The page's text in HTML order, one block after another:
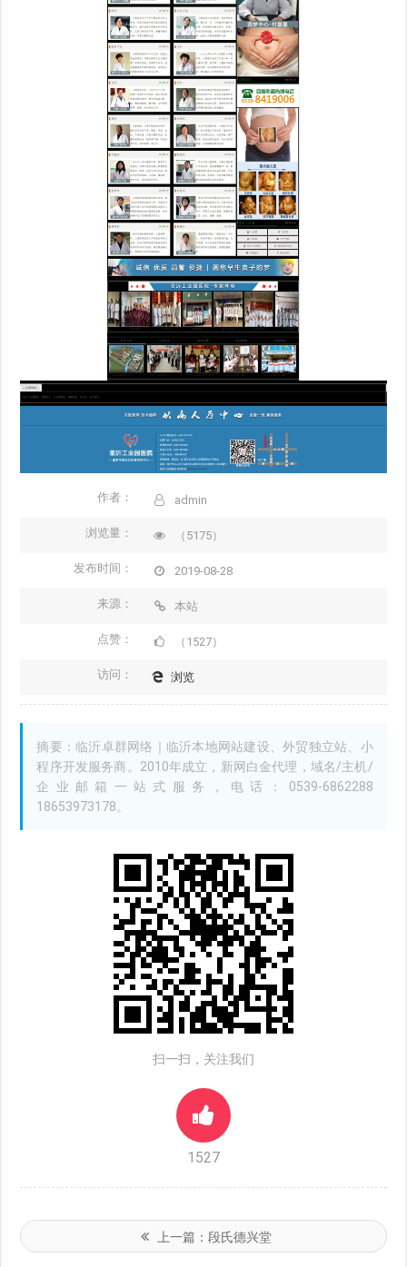
作者： admin
浏览量： （5175）
发布时间： 2019-08-28
来源： 本站
点赞： （1527）
访问： 浏览
摘要：临沂卓群网络｜临沂本地网站建设、外贸独立站、小
程序开发服务商。2010年成立，新网白金代理，域名/主机/
企业邮箱一站式服务，电话：0539-6862288
18653973178。
扫一扫，关注我们
1527
上一篇： 段氏德兴堂